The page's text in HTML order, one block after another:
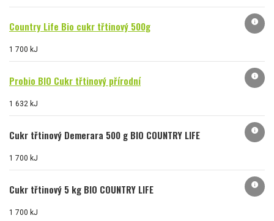
Country Life Bio cukr třtinový 500g
1 700 kJ
info
Probio BIO Cukr třtinový přírodní
1 632 kJ
info
Cukr třtinový Demerara 500 g BIO COUNTRY LIFE
1 700 kJ
info
Cukr třtinový 5 kg BIO COUNTRY LIFE
1 700 kJ
info